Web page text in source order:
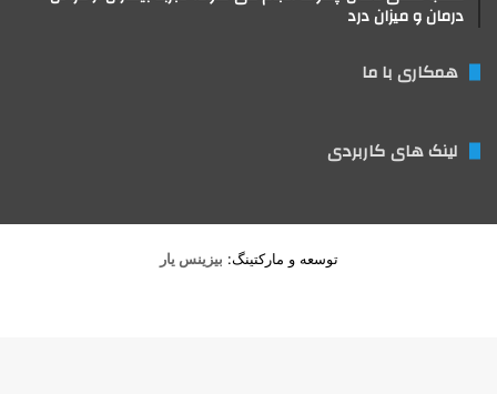
درمان و میزان درد
همکاری با ما
لینک های کاربردی
توسعه و مارکتینگ: بیزینس یار